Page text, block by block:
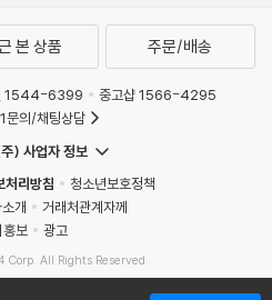
본 상품 주문/배송
1544-6399
중고샵 1566-4295
의/채팅상담
) 사업자 정보
처리방침
청소년보호정책
개
거래처관계자께
홍보
광고
All Rights Reserved.